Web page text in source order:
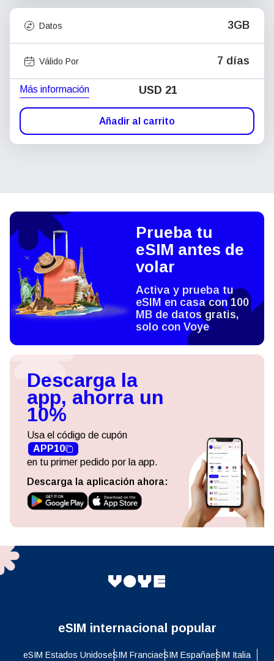
Datos 3GB
Válido Por 7 días
Más información USD 21
Añadir al carrito
Prueba tu
eSIM antes de
volar
Activa y prueba tu
eSIM en casa con 100
MB de datos gratis,
solo con Voye
Descarga la
app, ahorra un
10%
Usa el código de cupón
APP10
en tu primer pedido por la app.
Descarga la aplicación ahora:
eSIM internacional popular
eSIM Estados UnidoseSIM FranciaeSIM EspañaeSIM Italia